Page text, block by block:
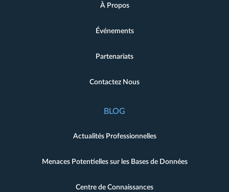
À Propos
Événements
Partenariats
Contactez Nous
BLOG
Actualités Professionnelles
Menaces Potentielles sur les Bases de Données
Centre de Connaissances